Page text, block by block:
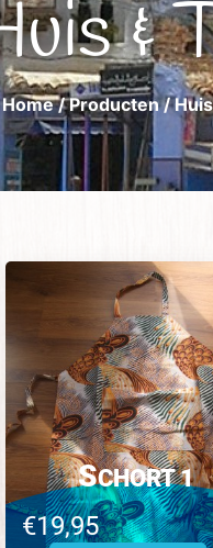
Huis &
Home/Producten/ Huis
SCHORT 1
€19,95